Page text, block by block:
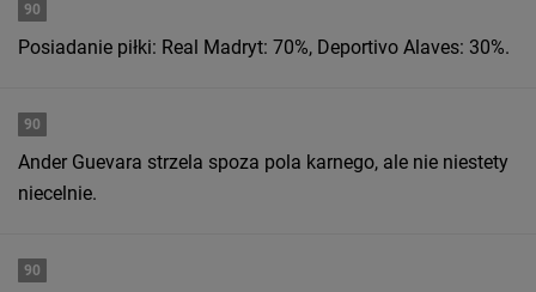
90
Posiadanie piłki: Real Madryt: 70%, Deportivo Alaves: 30%.
90
Ander Guevara strzela spoza pola karnego, ale nie niestety
niecelnie.
90